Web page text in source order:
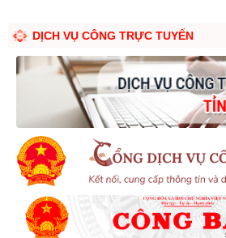
DỊCH VỤ CÔNG TRỰC TUYẾN